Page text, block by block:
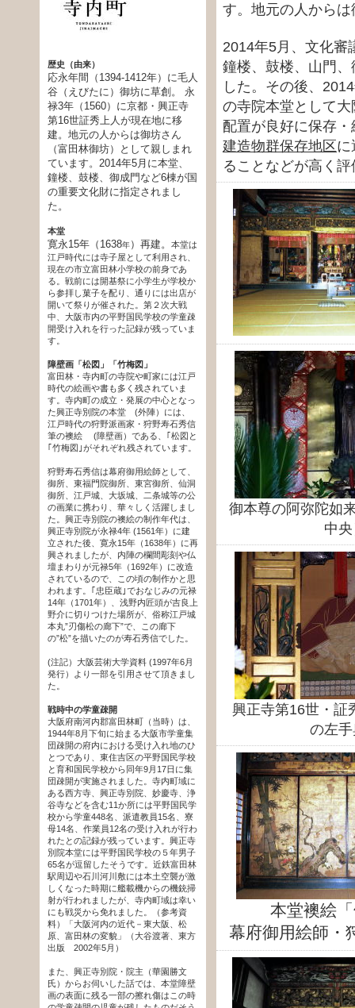
す。地元の人から
2014年5月、文化審
鐘楼、鼓楼、山門
した。その後、
の寺院本堂として
配置が良好に保存
建造物群保存地区に
ることなどが高く
御本尊の阿弥陀如
中
興正寺第16世・証
の左
本堂襖絵
幕府御用絵師・
歴史（由来）
応永年間（1394-1412年）に毛人
谷（えびたに）御坊に草創。 永
禄3年（1560）に京都・興正寺
第16世証秀上人が現在地に移
建。地元の人からは御坊さん
（富田林御坊）として親しまれ
ています。2014年5月に本堂、
鐘楼、鼓楼、御成門など6棟が国
の重要文化財に指定されまし
た。
本堂
寛永15年（1638年）再建。
本堂は
江戸時代には寺子屋として利用され、
現在の市立富田林小学校の前身であ
る。戦前には開基祭に小学生が学校か
ら参拝し菓子を配り、通りには出店が
開いて祭りが催された。第２次大戦
中、大阪市内の平野国民学校の学童疎
開受け入れを行った記録が残っていま
す。
障壁画「松図」「竹梅図」
富田林・寺内町の寺院や町家には江戸
時代の絵画や書も多く残されていま
す。寺内町の成立・発展の中心となっ
た興正寺別院の本堂 (外陣）には、
江戸時代の狩野派画家・狩野寿石秀信
筆の襖絵 (障壁画）である、｢松図と
｢竹梅図｣がそれぞれ残されています。
狩野寿石秀信は幕府御用絵師として、
御所、東福門院御所、東宮御所、仙洞
御所、江戸城、大坂城、二条城等の公
の画業に携わり、華々しく活躍しまし
た。興正寺別院の襖絵の制作年代は、
興正寺別院が永禄4年 (1561年）に建
立された後、寛永15年（1638年）に再
興されましたが、内陣の欄間彫刻や仏
壇まわりが元禄5年（1692年）に改造
されているので、この頃の制作かと思
われます。｢忠臣蔵｣でおなじみの元禄
14年（1701年）、浅野内匠頭が吉良上
野介に切りつけた場所が、俗称江戸城
本丸”刃傷松の廊下”で、この廊下
の”松”を描いたのが寿石秀信でした。
(注記）大阪芸術大学資料 (1997年6月
発行）より一部を引用させて頂きまし
た。
戦時中の学童疎開
大阪府南河内郡富田林町（当時）は、
1944年8月下旬に始まる大阪市学童集
団疎開の府内における受け入れ地のひ
とつであり、東住吉区の平野国民学校
と育和国民学校から同年9月17日に集
団疎開が実施されました。寺内町域に
ある西方寺、興正寺別院、妙慶寺、浄
谷寺などを含む11か所には平野国民学
校から学童448名、派遣教員15名、寮
母14名、作業員12名の受け入れが行わ
れたとの記録が残っています。興正寺
別院本堂には平野国民学校の５年男子
65名が逗留したそうです。近鉄富田林
駅周辺や石川河川敷には本土空襲が激
しくなった時期に艦載機からの機銃掃
射が行われましたが、寺内町域は幸い
にも戦災から免れました。（参考資
料）「大阪河内の近代－東大阪、松
原、富田林の変貌」（大谷渡著、東方
出版 2002年5月）
また、興正寺別院・院主（華園勝文
氏）からお伺いした話では、本堂障壁
画の表面に残る一部の擦れ傷はこの時